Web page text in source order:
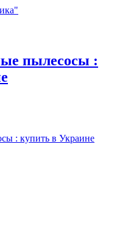
пылесосы :
: купить в Украине